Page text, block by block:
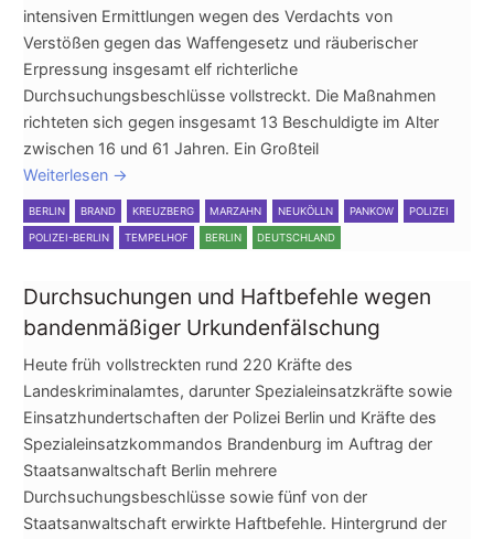
intensiven Ermittlungen wegen des Verdachts von
Verstößen gegen das Waffengesetz und räuberischer
Erpressung insgesamt elf richterliche
Durchsuchungsbeschlüsse vollstreckt. Die Maßnahmen
richteten sich gegen insgesamt 13 Beschuldigte im Alter
zwischen 16 und 61 Jahren. Ein Großteil
Weiterlesen →
BERLIN BRAND KREUZBERG MARZAHN NEUKÖLLN PANKOW POLIZEI
POLIZEI-BERLIN TEMPELHOF BERLIN DEUTSCHLAND
Durchsuchungen und Haftbefehle wegen
bandenmäßiger Urkundenfälschung
Heute früh vollstreckten rund 220 Kräfte des
Landeskriminalamtes, darunter Spezialeinsatzkräfte sowie
Einsatzhundertschaften der Polizei Berlin und Kräfte des
Spezialeinsatzkommandos Brandenburg im Auftrag der
Staatsanwaltschaft Berlin mehrere
Durchsuchungsbeschlüsse sowie fünf von der
Staatsanwaltschaft erwirkte Haftbefehle. Hintergrund der